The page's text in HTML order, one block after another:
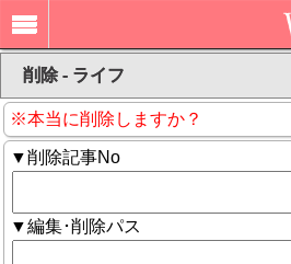
削除 - ライフ
※本当に削除しますか？
▼削除記事No
▼編集･削除パス